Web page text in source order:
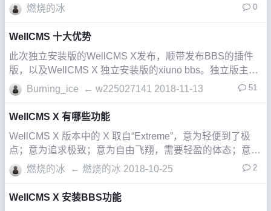
燃烧的冰
0
WellCMS 十大优势
此次独立安装版的WellCMS X发布，顺带发布BBS的插件
版，以及WellCMS X 独立安装版的xiuno bbs。独立版主框
架做了大量的优化和改动。
Burning_ice ← w225027141 2018-11-13 51
WellCMS X 有哪些功能
WellCMS X 版本中的 X 取自“Extreme”，意为轻便到了极
点；意为追求极致；意为自由飞翔，需要轻盈的体态；意为
将程序的性能发挥到极限。
燃烧的冰 ← 燃烧的冰 2018-10-25 2
WellCMS X 安装BBS功能